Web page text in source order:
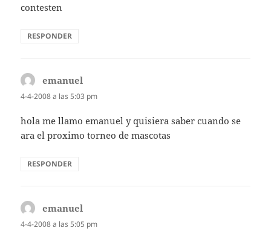
contesten
RESPONDER
emanuel
4-4-2008 a las 5:03 pm
hola me llamo emanuel y quisiera saber cuando se
ara el proximo torneo de mascotas
RESPONDER
emanuel
4-4-2008 a las 5:05 pm